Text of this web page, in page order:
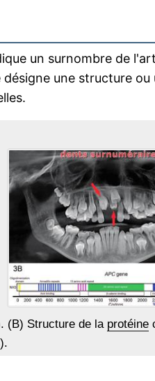
un surnombre de
désigne une structure
(B) Structure de la protéine